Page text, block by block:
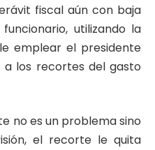
fiscal aún con baja
utilizando la
emplear el presidente
los recortes del gasto
no es un problema sino
el recorte le quita